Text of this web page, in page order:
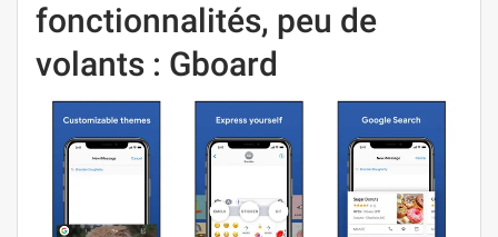
fonctionnalités, peu de
volants : Gboard